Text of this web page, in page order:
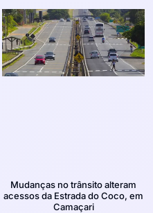
Mudanças no trânsito alteram
acessos da Estrada do Coco, em
Camaçari